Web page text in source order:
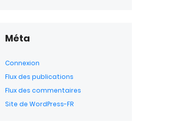
Méta
Connexion
Flux des publications
Flux des commentaires
Site de WordPress-FR